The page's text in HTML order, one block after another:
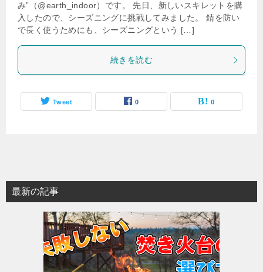
み”（@earth_indoor）です。 先日、新しいスキレットを購
入したので、シーズニングに挑戦してみました。 錆を防い
で長く使うためにも、シーズニングという […]
続きを読む
Tweet 0 0
最新の記事